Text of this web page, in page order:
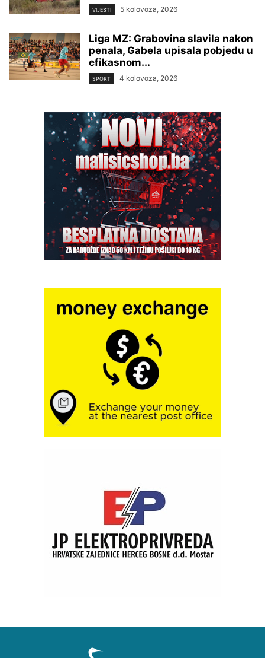
VIJESTI 5 kolovoza, 2026
Liga MZ: Grabovina slavila nakon
penala, Gabela upisala pobjedu u
efikasnom...
SPORT 4 kolovoza, 2026